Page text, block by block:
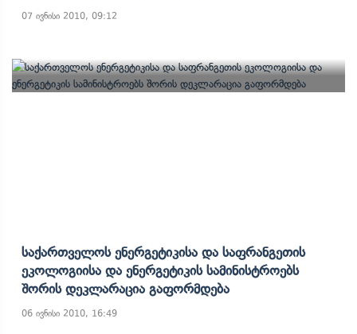
07 ივნისი 2010, 09:12
Საქართველოს Ენერგეტიკისა Და Საფრანგეთის
Ეკოლოგიისა Და Ენერგეტიკის Სამინისტროებს
Შორის Დეკლარაცია Გაფორმდება
06 ივნისი 2010, 16:49